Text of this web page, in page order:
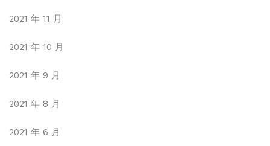
2021 年 11 月
2021 年 10 月
2021 年 9 月
2021 年 8 月
2021 年 6 月